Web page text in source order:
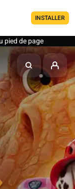
INSTALLER
pied de page